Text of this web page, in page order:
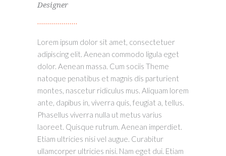
Designer
Lorem ipsum dolor sit amet, consectetuer
adipiscing elit. Aenean commodo ligula eget
dolor. Aenean massa. Cum sociis Theme
natoque penatibus et magnis dis parturient
montes, nascetur ridiculus mus. Aliquam lorem
ante, dapibus in, viverra quis, feugiat a, tellus.
Phasellus viverra nulla ut metus varius
laoreet. Quisque rutrum. Aenean imperdiet.
Etiam ultricies nisi vel augue. Curabitur
ullamcorper ultricies nisi. Nam eget dui. Etiam